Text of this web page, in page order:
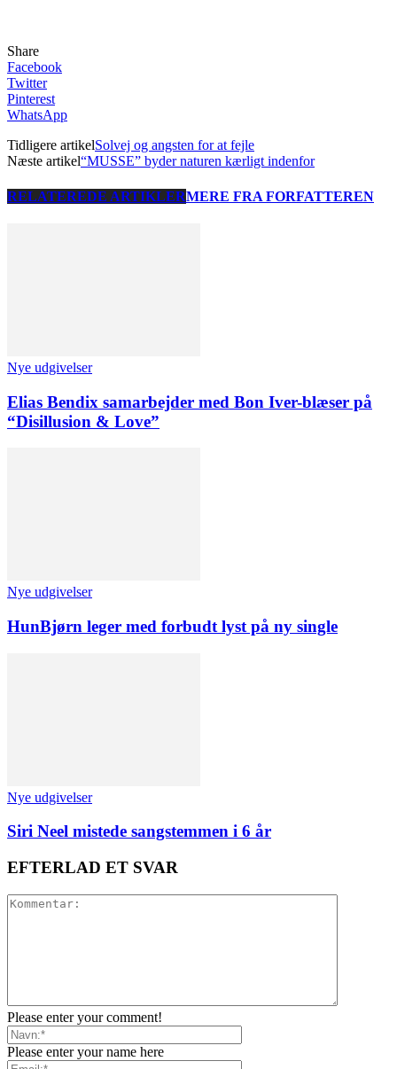
Share
Facebook
Twitter
Pinterest
WhatsApp
Tidligere artikelSolvej og angsten for at fejle
Næste artikel“MUSSE” byder naturen kærligt indenfor
RELATEREDE ARTIKLERMERE FRA FORFATTEREN
Nye udgivelser
Elias Bendix samarbejder med Bon Iver-blæser på
“Disillusion & Love”
Nye udgivelser
HunBjørn leger med forbudt lyst på ny single
Nye udgivelser
Siri Neel mistede sangstemmen i 6 år
EFTERLAD ET SVAR
Please enter your comment!
Please enter your name here